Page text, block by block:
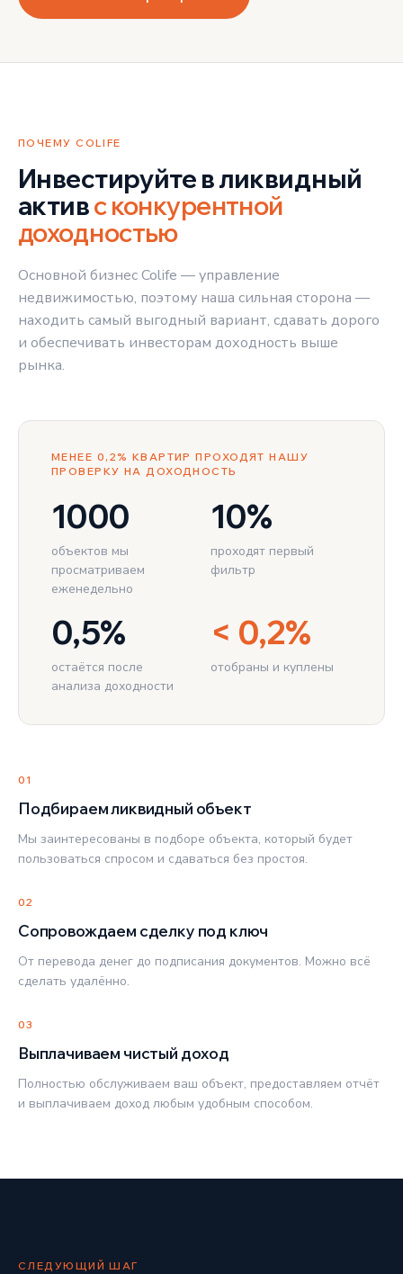
ПОЧЕМУ COLIFE
Инвестируйте в ликвидный
активс конкурентной
доходностью
Основной бизнес Colife — управление
недвижимостью, поэтому наша сильная сторона —
находить самый выгодный вариант, сдавать дорого
и обеспечивать инвесторам доходность выше
рынка.
МЕНЕЕ 0,2% КВАРТИР ПРОХОДЯТ НАШУ
ПРОВЕРКУ НА ДОХОДНОСТЬ
1000
объектов мы
просматриваем
еженедельно
10%
проходят первый
фильтр
0,5%
остаётся после
анализа доходности
< 0,2%
отобраны и куплены
01
Подбираем ликвидный объект
Мы заинтересованы в подборе объекта, который будет
пользоваться спросом и сдаваться без простоя.
02
Сопровождаем сделку под ключ
От перевода денег до подписания документов. Можно всё
сделать удалённо.
03
Выплачиваем чистый доход
Полностью обслуживаем ваш объект, предоставляем отчёт
и выплачиваем доход любым удобным способом.
СЛЕДУЮЩИЙ ШАГ